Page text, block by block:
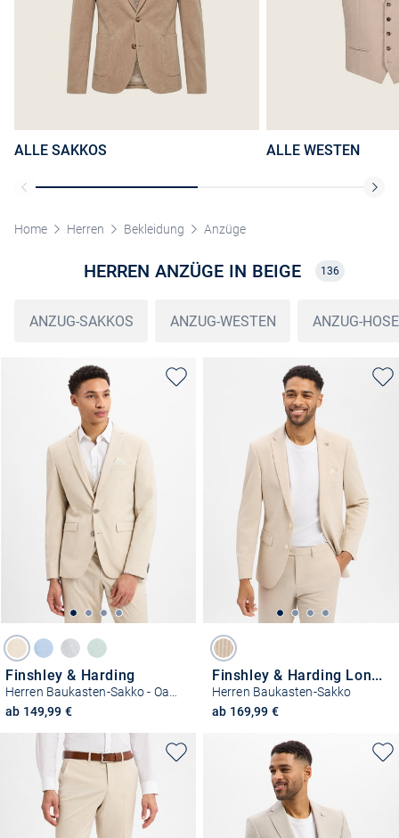
ALLE SAKKOS ALLE WESTEN
Home Herren Bekleidung Anzüge
HERREN ANZÜGE IN BEIGE 136
ANZUG-SAKKOS ANZUG-WESTEN ANZUG-
Finshley & Harding
ab 149,99 €
Finshley & Harding London
Herren Baukasten-Sakko
ab 169,99 €